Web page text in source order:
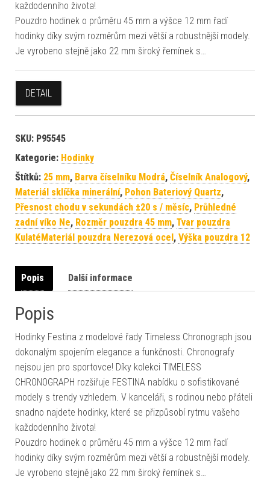
každodenního života!
Pouzdro hodinek o průměru 45 mm a výšce 12 mm řadí
hodinky díky svým rozměrům mezi větší a robustnější modely.
Je vyrobeno stejně jako 22 mm široký řemínek s…
DETAIL
SKU: P95545
Kategorie: Hodinky
Štítků: 25 mm, Barva číselníku Modrá, Číselník Analogový,
Materiál sklíčka minerální, Pohon Bateriový Quartz,
Přesnost chodu v sekundách ±20 s / měsíc, Průhledné
zadní víko Ne, Rozměr pouzdra 45 mm, Tvar pouzdra
KulatéMateriál pouzdra Nerezová ocel, Výška pouzdra 12
Popis Další informace
Popis
Hodinky Festina z modelové řady Timeless Chronograph jsou
dokonalým spojením elegance a funkčnosti. Chronografy
nejsou jen pro sportovce! Díky kolekci TIMELESS
CHRONOGRAPH rozšiřuje FESTINA nabídku o sofistikované
modely s trendy vzhledem. V kanceláři, s rodinou nebo přáteli
snadno najdete hodinky, které se přizpůsobí rytmu vašeho
každodenního života!
Pouzdro hodinek o průměru 45 mm a výšce 12 mm řadí
hodinky díky svým rozměrům mezi větší a robustnější modely.
Je vyrobeno stejně jako 22 mm široký řemínek s…